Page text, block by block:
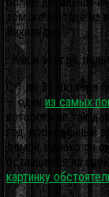
том же месяце на
Википедия
. Как и всегда,
С 1 по 31 октября
— одиниз самых
которого не так
год, проведённый
домой, однако он
оставшиеся на
картинку